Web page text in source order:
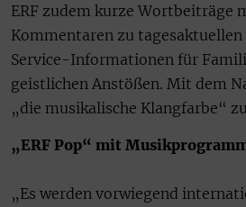
ERF zudem kurze Wortbeiträge
Kommentaren zu tagesaktuellen
Service-Informationen für
geistlichen Anstößen. Mit dem
„die musikalische Klangfarbe“
„ERF Pop“ mit
„Es werden vorwiegend